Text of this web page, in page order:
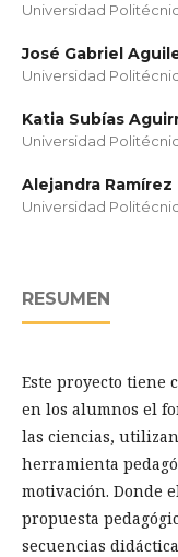
Universidad
José Gabriel
Universidad
Katia Subías
Universidad
Alejandra Ramírez
Universidad
RESUMEN
Este proyecto tiene
en los alumnos el
las ciencias,
herramienta
motivación. Donde
propuesta
secuencias